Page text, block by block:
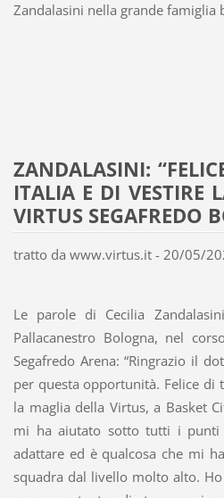
Zandalasini nella grande famiglia
ZANDALASINI:
ITALIA E DI VESTIRE
VIRTUS SEGAFREDO
tratto da www.virtus.it - 20/05/
Le parole di Cecilia
Pallacanestro Bologna, nel
Segafredo Arena: “Ringrazio il
per questa opportunità. Felice di
la maglia della Virtus, a Basket
mi ha aiutato sotto tutti i
adattare ed è qualcosa che mi
squadra dal livello molto alto.